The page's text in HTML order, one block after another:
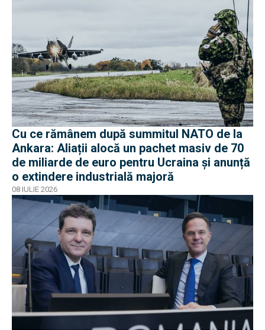
Cu ce rămânem după summitul NATO de la
Ankara: Aliații alocă un pachet masiv de 70
de miliarde de euro pentru Ucraina și anunță
o extindere industrială majoră
08 IULIE 2026